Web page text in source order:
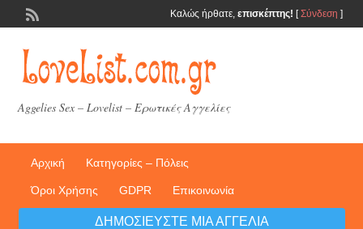
Καλώς ήρθατε, επισκέπτης! [Σύνδεση ]
Aggelies Sex – Lovelist – Ερωτικές Αγγελίες
Αρχική Κατηγορίες – Πόλεις
Όροι Χρήσης GDPR Επικοινωνία
ΔΗΜΟΣΙΕΎΣΤΕ ΜΙΑ ΑΓΓΕΛΊΑ